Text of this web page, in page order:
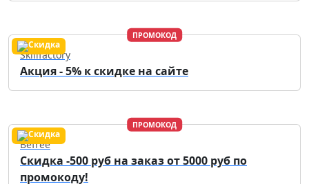
ПРОМОКОД
Skillfactory
Акция - 5% к скидке на сайте
ПРОМОКОД
Befree
Скидка -500 руб на заказ от 5000 руб по
промокоду!